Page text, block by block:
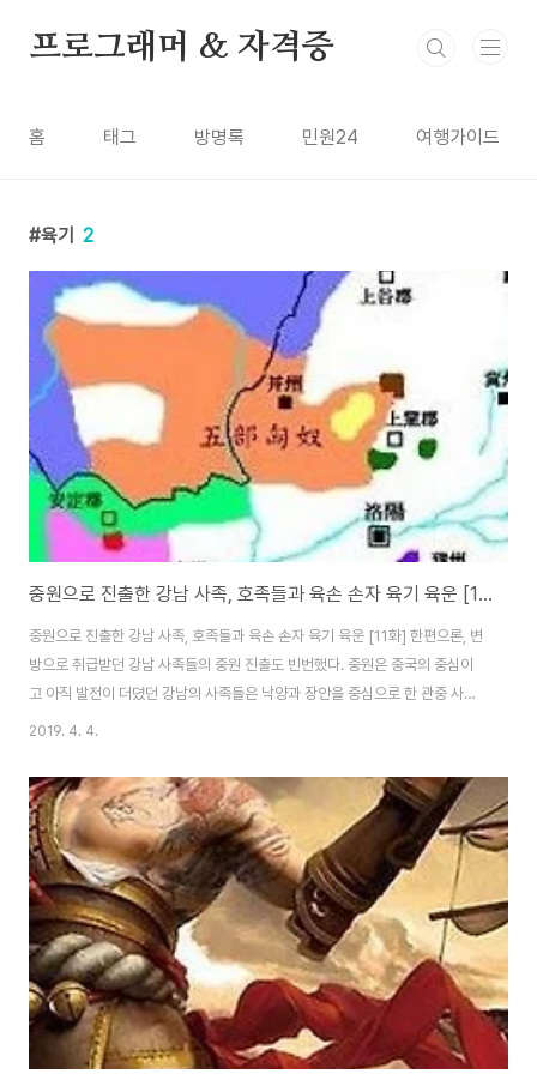
프로그래머 & 자격증
홈 태그 방명록 민원24 여행가이드
육기 2
중원으로 진출한 강남 사족, 호족들과 육손 손자 육기 육운 [11화]
중원으로 진출한 강남 사족, 호족들과 육손 손자 육기 육운 [11화] 한편으론, 변
방으로 취급받던 강남 사족들의 중원 진출도 빈번했다. 중원은 중국의 중심이
고 아직 발전이 더뎠던 강남의 사족들은 낙양과 장안을 중심으로 한 관중 사대
부들의 무시를 받기 일쑤였다. 당시 『중원으로 이주』한 강남 사족을 대표하는
하자 사공 장화는 명망이 높던 저도에게 이런 편지를 보냈다. "이륙(육기, 육운)
은 용이 강한江漢에서 뛰어오른 것 같고, 언선(고영)은 봉이 조양朝陽에서 우
는 것 같았소." 그럼에도 중원 명문가들은 강남 사족들을 쉽게 인정하지 않았
다. 육기가 처음 낙양에 갔을 때 장화에게 자신이 앞으로 인사하러 가야 할 곳을
물었는데 유보가 그..
2019. 4. 4.